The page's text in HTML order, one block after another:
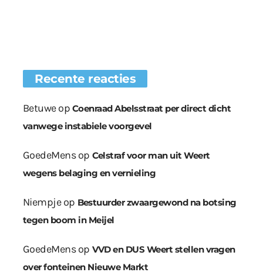
Recente reacties
Betuweop Coenraad Abelsstraat per direct dicht
vanwege instabiele voorgevel
GoedeMensop Celstraf voor man uit Weert
wegens belaging en vernieling
Niempjeop Bestuurder zwaargewond na botsing
tegen boom in Meijel
GoedeMensop VVD en DUS Weert stellen vragen
over fonteinen Nieuwe Markt